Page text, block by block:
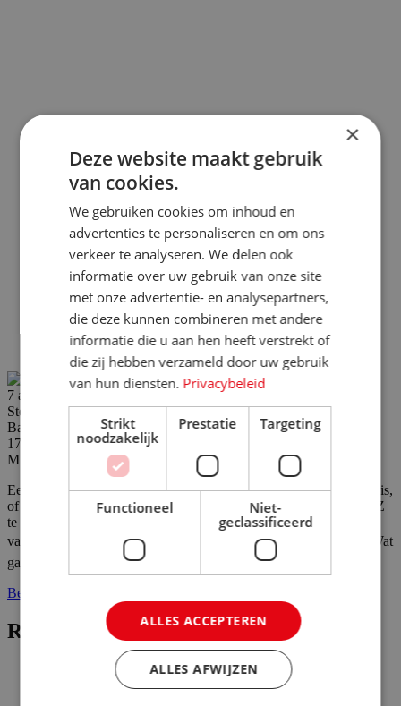
7 augustus
Steenwijk, Overijssel, Nederland
Baan
17-24 uur
MBO
Een vakantie plannen is het leukste dat er is. Of het nu voor jezelf is,
of voor een ander: jij vindt het super om een mooie reis van A tot Z
te regelen. Door jouw kennis en ervaring leren onze
vakantiegangers de meest prachtige plekjes op aarde kennen! 🏝️Wat
ga je doen?Klantgericht werken: of het nu gaat om vragen ...
Bekijk vacature
Reisadviseur Junior
×
Deze website maakt gebruik
van cookies.
We gebruiken cookies om inhoud en
advertenties te personaliseren en om ons
verkeer te analyseren. We delen ook
informatie over uw gebruik van onze site
met onze advertentie- en analysepartners,
die deze kunnen combineren met andere
informatie die u aan hen heeft verstrekt of
die zij hebben verzameld door uw gebruik
van hun diensten. Privacybeleid
Strikt
noodzakelijk
Prestatie Targeting
Functioneel
Niet-
geclassificeerd
ALLES ACCEPTEREN
ALLES AFWIJZEN